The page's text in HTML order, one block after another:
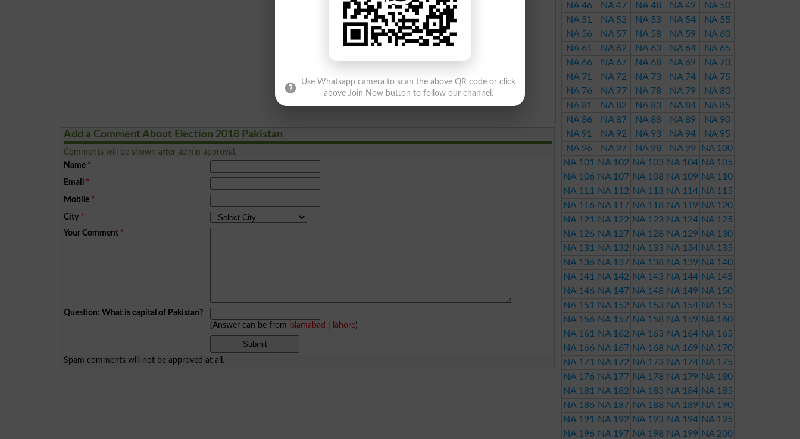
Add a Comment About Election 2018 Pakistan
Comments will be shown after admin approval.
Name *
Email *
Mobile *
City *
Your Comment *
Question: What is capital of Pakistan?
(Answer can be from islamabad lahore)
Spam comments will not be approved at all.
NA 46
NA 47 NA 48 NA 49
NA 50
NA 51
NA 52 NA 53 NA 54
NA 55
NA 56
NA 57 NA 58 NA 59
NA 60
NA 61
NA 62 NA 63 NA 64
NA 65
NA 66
NA 67 NA 68 NA 69
NA 70
NA 71
NA 72 NA 73 NA 74
NA 75
NA 76
NA 77 NA 78 NA 79
NA 80
NA 81
NA 82 NA 83 NA 84
NA 85
NA 86
NA 87 NA 88 NA 89
NA 90
NA 91
NA 92 NA 93 NA 94
NA 95
NA 96
NA 97 NA 98 NA 99
NA 100
NA 101
NA 102 NA 103 NA 104 NA 105
NA 106 NA 107 NA 108 NA 109 NA 110
NA 111
NA 112 NA 113 NA 114 NA 115
NA 116 NA 117 NA 118 NA 119 NA 120
NA 121
NA 122 NA 123 NA 124 NA 125
NA 126 NA 127 NA 128 NA 129 NA 130
NA 131
NA 132 NA 133 NA 134 NA 135
NA 136 NA 137 NA 138 NA 139 NA 140
NA 141
NA 142 NA 143 NA 144 NA 145
NA 146 NA 147 NA 148 NA 149 NA 150
NA 151
NA 152 NA 153 NA 154 NA 155
NA 156 NA 157 NA 158 NA 159 NA 160
NA 161
NA 162 NA 163 NA 164 NA 165
NA 166 NA 167 NA 168 NA 169 NA 170
NA 171
NA 172 NA 173 NA 174 NA 175
NA 176 NA 177 NA 178 NA 179 NA 180
NA 181
NA 182 NA 183 NA 184 NA 185
NA 186 NA 187 NA 188 NA 189 NA 190
NA 191
NA 192 NA 193 NA 194 NA 195
NA 196 NA 197 NA 198 NA 199 NA 200
Use Whatsapp camera to scan the above QR code or click
above Join Now button to follow our channel.